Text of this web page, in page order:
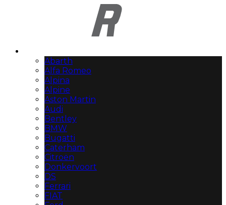
Abarth
Alfa Romeo
Alpina
Alpine
Aston Martin
Audi
Bentley
BMW
Bugatti
Caterham
Citroën
Donkervoort
DS
Ferrari
FIAT